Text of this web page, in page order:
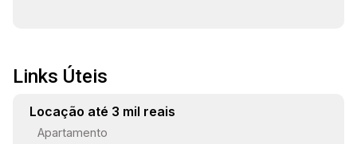
Links Úteis
Locação até 3 mil reais
Apartamento